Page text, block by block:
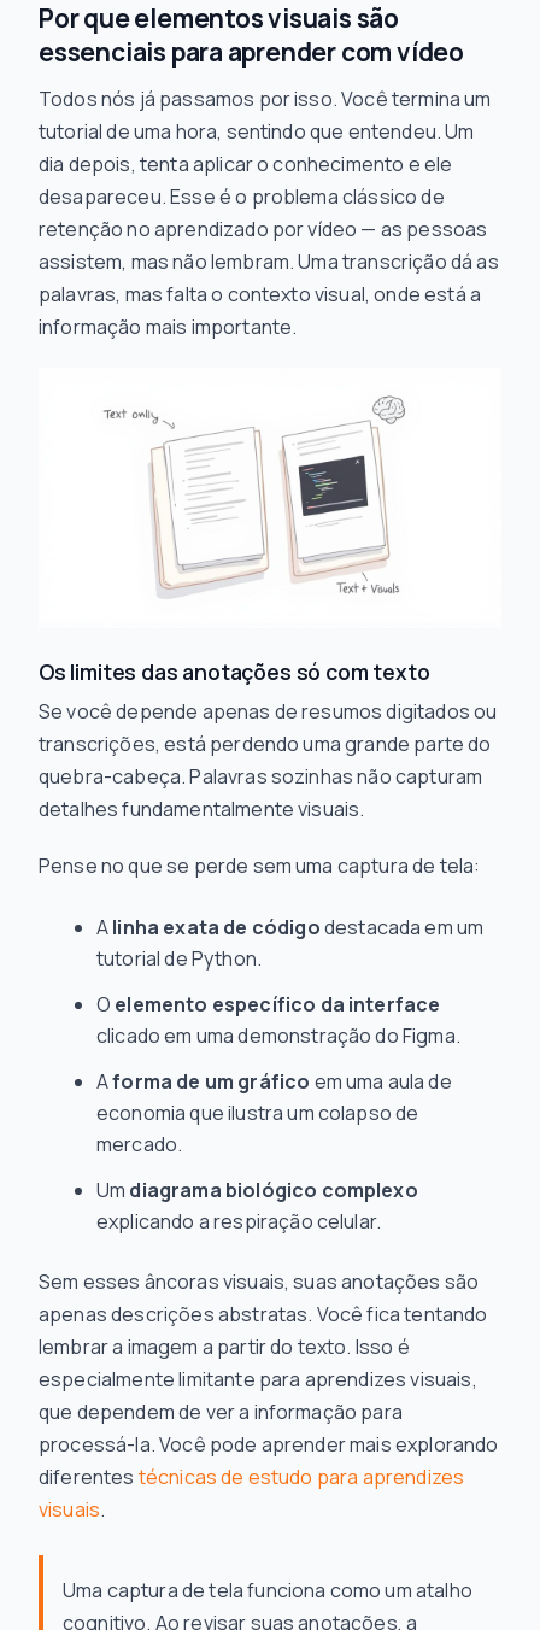
Por que elementos visuais são
essenciais para aprender com vídeo
Todos nós já passamos por isso. Você termina um
tutorial de uma hora, sentindo que entendeu. Um
dia depois, tenta aplicar o conhecimento e ele
desapareceu. Esse é o problema clássico de
retenção no aprendizado por vídeo — as pessoas
assistem, mas não lembram. Uma transcrição dá as
palavras, mas falta o contexto visual, onde está a
informação mais importante.
Os limites das anotações só com texto
Se você depende apenas de resumos digitados ou
transcrições, está perdendo uma grande parte do
quebra-cabeça. Palavras sozinhas não capturam
detalhes fundamentalmente visuais.
Pense no que se perde sem uma captura de tela:
Alinha exata de códigodestacada em um
tutorial de Python.
O elemento específico da interface
clicado em uma demonstração do Figma.
Aforma de um gráfico em uma aula de
economia que ilustra um colapso de
mercado.
Um diagrama biológico complexo
explicando a respiração celular.
Sem esses âncoras visuais, suas anotações são
apenas descrições abstratas. Você fica tentando
lembrar a imagem a partir do texto. Isso é
especialmente limitante para aprendizes visuais,
que dependem de ver a informação para
processá-la. Você pode aprender mais explorando
diferentes técnicas de estudo para aprendizes
visuais.
Uma captura de tela funciona como um atalho
cognitivo. Ao revisar suas anotações, a